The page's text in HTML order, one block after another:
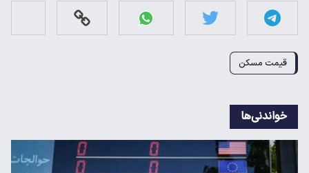
قیمت مسکن
خواندنی‌ها